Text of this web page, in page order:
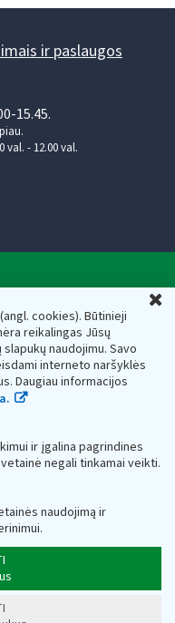
(angl. cookies). Būtinieji
reikalingas Jūsų
naudojimu. Savo
interneto naršyklės
Daugiau informacijos
ir įgalina pagrindines
negali tinkamai veikti.
naudojimą ir
ir paslaugos
15.45.
- 12.00 val.
— 188659752,
Lietuva, el.paštas:
188659752
prie Lietuvos
ir saugomi Juridinių